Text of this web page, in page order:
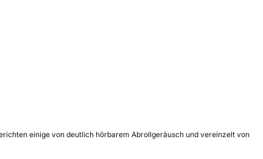
einige von deutlich hörbarem Abrollgeräusch und vereinzelt von